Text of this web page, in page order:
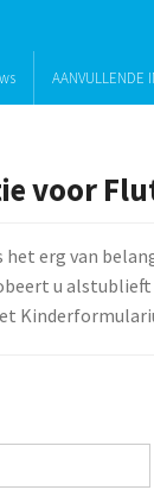
AANVULLENDE
voor
erg van
u